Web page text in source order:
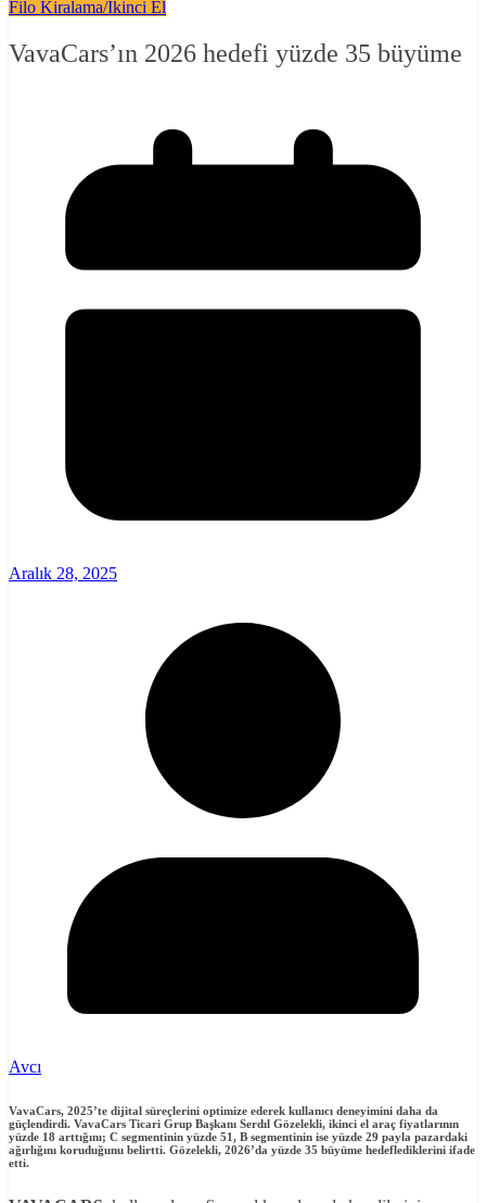
Filo Kiralama/İkinci El
VavaCars’ın 2026 hedefi yüzde 35 büyüme
Aralık 28, 2025
Avcı
VavaCars, 2025’te dijital süreçlerini optimize ederek kullanıcı deneyimini daha da
güçlendirdi. VavaCars Ticari Grup Başkanı Serdıl Gözelekli, ikinci el araç fiyatlarının
yüzde 18 arttığını; C segmentinin yüzde 51, B segmentinin ise yüzde 29 payla pazardaki
ağırlığını koruduğunu belirtti. Gözelekli, 2026’da yüzde 35 büyüme hedeflediklerini ifade
etti.